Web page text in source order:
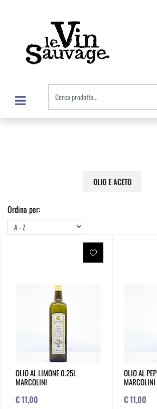
Open menu
OLIO E ACETO
Ordina per:
OLIO AL LIMONE 0.25L
MARCOLINI
€ 11,00
OLIO AL
MARCOLINI
€ 11,00